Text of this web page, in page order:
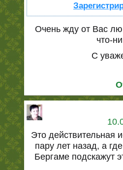
Очень жду от Вас
что-
С
Это действительная
пару лет назад, а
Бергаме подскажут